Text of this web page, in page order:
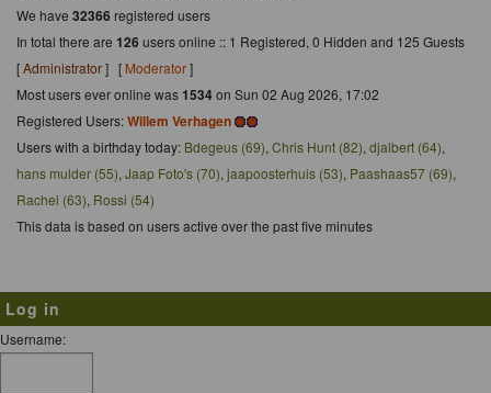
We have 32366 registered users
In total there are 126 users online :: 1 Registered, 0 Hidden and 125 Guests
[Administrator] [ Moderator]
Most users ever online was1534on Sun 02 Aug 2026, 17:02
Registered Users:Willem Verhagen
Users with a birthday today: Bdegeus (69), Chris Hunt (82), djalbert (64),
hans mulder (55), Jaap Foto's (70), jaapoosterhuis (53), Paashaas57 (69),
Rachel (63), Rossi (54)
This data is based on users active over the past five minutes
Log in
Username: